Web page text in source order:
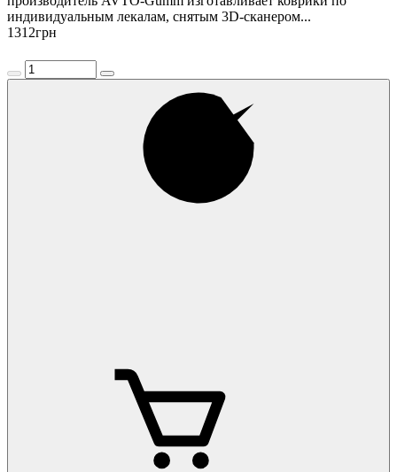
индивидуальным лекалам, снятым 3D-сканером...
1312грн